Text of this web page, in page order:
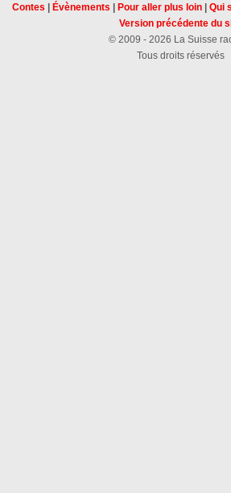
Contes Évènements Pour aller plus loin| Qui
Version précédente du
© 2009 - 2026 La Suisse
Tous droits réservés